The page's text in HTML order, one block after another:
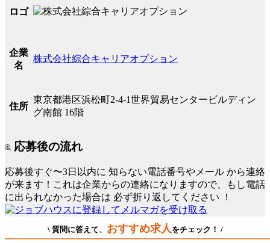
ロゴ
企業
名
株式会社綜合キャリアオプション
住所
東京都港区浜松町2-4-1世界貿易センタービルディン
グ南館 16階
応募後の流れ
応募後すぐ〜3日以内に 知らない電話番号やメール から連絡
が来ます！これは企業からの連絡になりますので、もし電話
に出られなかった場合は 必ず折り返してください ！
\ 質問に答えて、 おすすめ求人 をチェック！ /